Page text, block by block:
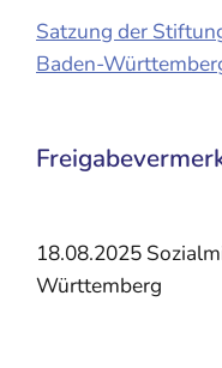
Satzung der
Baden-
18.08.2025
Württemberg